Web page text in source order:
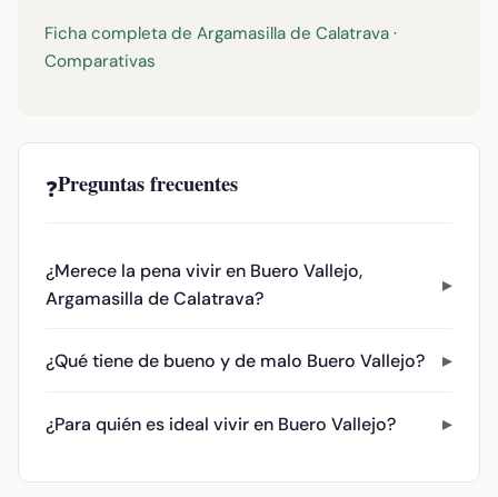
Ficha completa de Argamasilla de Calatrava ·
Comparativas
❓Preguntas frecuentes
¿Merece la pena vivir en Buero Vallejo,
Argamasilla de Calatrava?
¿Qué tiene de bueno y de malo Buero Vallejo?
¿Para quién es ideal vivir en Buero Vallejo?